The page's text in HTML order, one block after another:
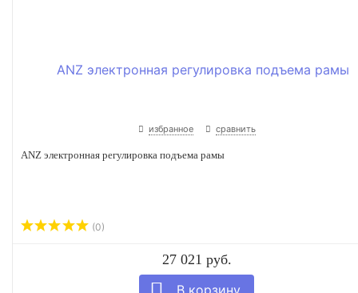
избранное сравнить
ANZ электронная регулировка подъема рамы
(0)
27 021 руб.